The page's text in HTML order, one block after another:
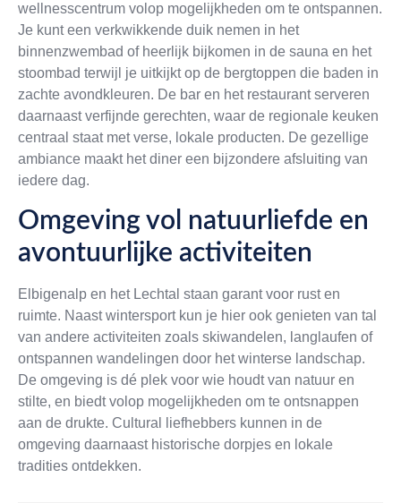
wellnesscentrum volop mogelijkheden om te ontspannen.
Je kunt een verkwikkende duik nemen in het
binnenzwembad of heerlijk bijkomen in de sauna en het
stoombad terwijl je uitkijkt op de bergtoppen die baden in
zachte avondkleuren. De bar en het restaurant serveren
daarnaast verfijnde gerechten, waar de regionale keuken
centraal staat met verse, lokale producten. De gezellige
ambiance maakt het diner een bijzondere afsluiting van
iedere dag.
Omgeving vol natuurliefde en
avontuurlijke activiteiten
Elbigenalp en het Lechtal staan garant voor rust en
ruimte. Naast wintersport kun je hier ook genieten van tal
van andere activiteiten zoals skiwandelen, langlaufen of
ontspannen wandelingen door het winterse landschap.
De omgeving is dé plek voor wie houdt van natuur en
stilte, en biedt volop mogelijkheden om te ontsnappen
aan de drukte. Cultural liefhebbers kunnen in de
omgeving daarnaast historische dorpjes en lokale
tradities ontdekken.